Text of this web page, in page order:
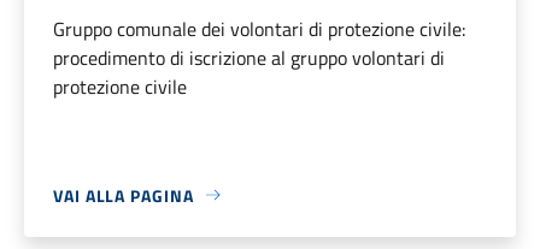
Gruppo comunale dei volontari di protezione civile:
procedimento di iscrizione al gruppo volontari di
protezione civile
VAI ALLA PAGINA